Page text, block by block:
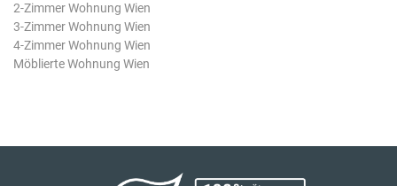
2-Zimmer Wohnung Wien
3-Zimmer Wohnung Wien
4-Zimmer Wohnung Wien
Möblierte Wohnung Wien